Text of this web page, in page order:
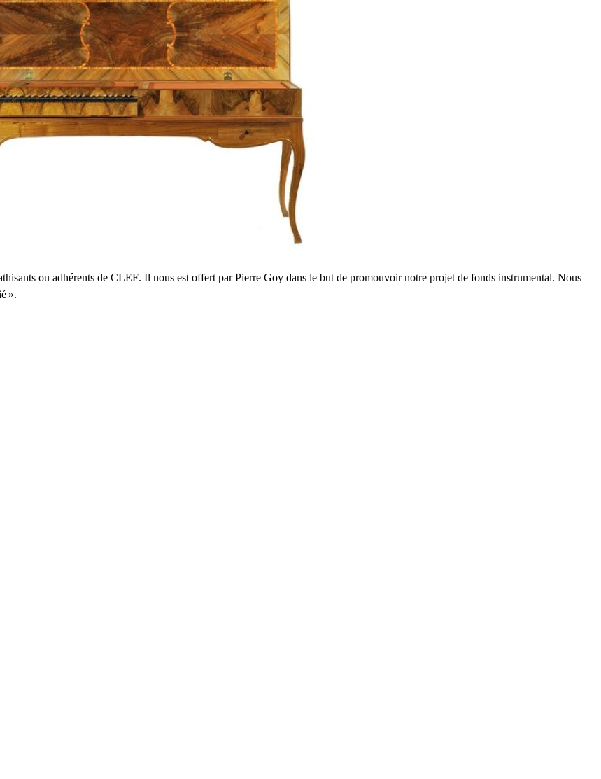
ou adhérents de CLEF. Il nous est offert par Pierre Goy dans le but de promouvoir notre projet de fonds instrumental. Nous
».